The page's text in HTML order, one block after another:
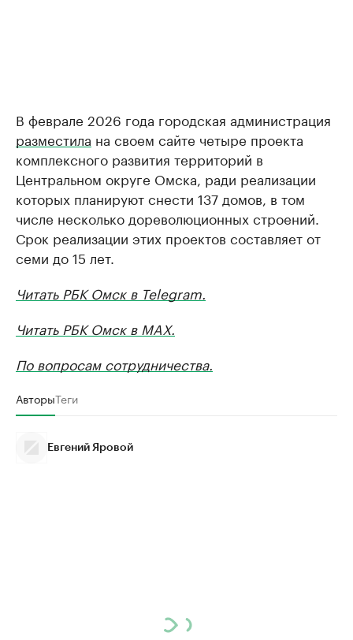
В феврале 2026 года городская администрация
разместила на своем сайте четыре проекта
комплексного развития территорий в
Центральном округе Омска, ради реализации
которых планируют снести 137 домов, в том
числе несколько дореволюционных строений.
Срок реализации этих проектов составляет от
семи до 15 лет.
Читать РБК Омск в Telegram.
Читать РБК Омск в MAX.
По вопросам сотрудничества.
АвторыТеги
Евгений Яровой